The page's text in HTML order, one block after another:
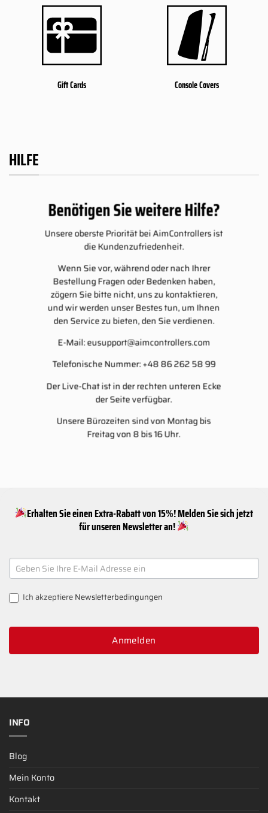
Gift Cards Console Covers
HILFE
Benötigen Sie weitere Hilfe?
Unsere oberste Priorität bei AimControllers ist
die Kundenzufriedenheit.
Wenn Sie vor, während oder nach Ihrer
Bestellung Fragen oder Bedenken haben,
zögern Sie bitte nicht, uns zu kontaktieren,
und wir werden unser Bestes tun, um Ihnen
den Service zu bieten, den Sie verdienen.
E-Mail:eusupport@aimcontrollers.com
Telefonische Nummer: +48 86 262 58 99
Der Live-Chat ist in der rechten unteren Ecke
der Seite verfügbar.
Unsere Bürozeiten sind von Montag bis
Freitag von 8 bis 16 Uhr.
Erhalten Sie einen Extra-Rabatt von 15%! Melden Sie sich jetzt
für unseren Newsletter an!
NEWSLETTER
SIGNUP
Ich akzeptiereNewsletterbedingungen
Anmelden
INFO
Blog
Mein Konto
Kontakt